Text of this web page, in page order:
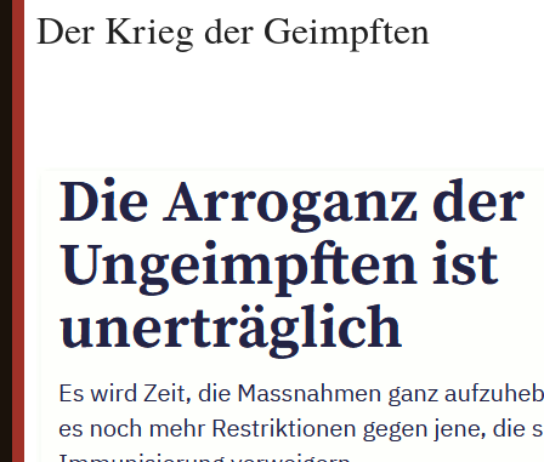
Der Krieg der Geimpften